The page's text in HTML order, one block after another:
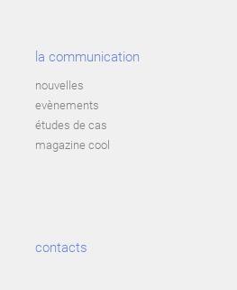
la communication
nouvelles
evènements
études de cas
magazine cool
contacts